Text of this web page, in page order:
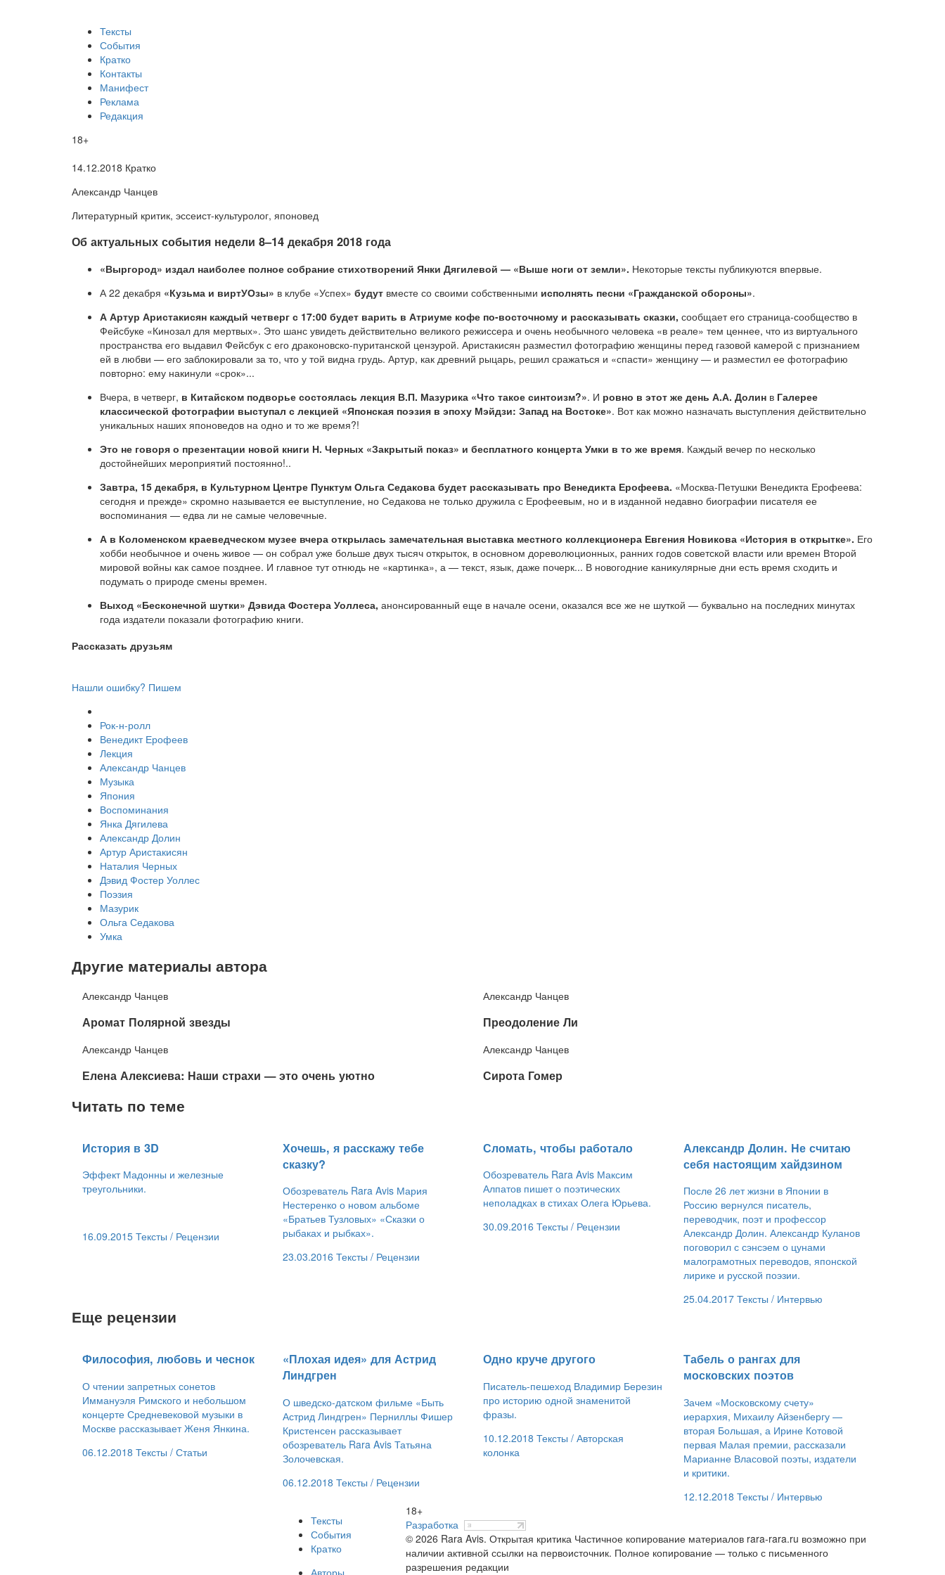
Тексты
События
Кратко
Контакты
Манифест
Реклама
Редакция
18+
14.12.2018 Кратко
Александр Чанцев
Литературный критик, эссеист-культуролог, японовед
​Об актуальных события недели 8–14 декабря 2018 года
«Выргород» издал наиболее полное собрание стихотворений Янки Дягилевой — «Выше ноги от земли». Некоторые тексты публикуются впервые.
А 22 декабря «Кузьма и виртУОзы» в клубе «Успех» будут вместе со своими собственными исполнять песни «Гражданской обороны».
А Артур Аристакисян каждый четверг с 17:00 будет варить в Атриуме кофе по-восточному и рассказывать сказки, сообщает его страница-сообщество в
Фейсбуке «Кинозал для мертвых». Это шанс увидеть действительно великого режиссера и очень необычного человека «в реале» тем ценнее, что из виртуального
пространства его выдавил Фейсбук с его драконовско-пуританской цензурой. Аристакисян разместил фотографию женщины перед газовой камерой с признанием
ей в любви — его заблокировали за то, что у той видна грудь. Артур, как древний рыцарь, решил сражаться и «спасти» женщину — и разместил ее фотографию
повторно: ему накинули «срок»...
Вчера, в четверг, в Китайском подворье состоялась лекция В.П. Мазурика «Что такое синтоизм?». И ровно в этот же день А.А. Долин в Галерее
классической фотографии выступал с лекцией «Японская поэзия в эпоху Мэйдзи: Запад на Востоке». Вот как можно назначать выступления действительно
уникальных наших японоведов на одно и то же время?!
Это не говоря о презентации новой книги Н. Черных «Закрытый показ» и бесплатного концерта Умки в то же время. Каждый вечер по несколько
достойнейших мероприятий постоянно!..
Завтра, 15 декабря, в Культурном Центре Пунктум Ольга Седакова будет рассказывать про Венедикта Ерофеева. «Москва-Петушки Венедикта Ерофеева:
сегодня и прежде» скромно называется ее выступление, но Седакова не только дружила с Ерофеевым, но и в изданной недавно биографии писателя ее
воспоминания — едва ли не самые человечные.
А в Коломенском краеведческом музее вчера открылась замечательная выставка местного коллекционера Евгения Новикова «История в открытке». Его
хобби необычное и очень живое — он собрал уже больше двух тысяч открыток, в основном дореволюционных, ранних годов советской власти или времен Второй
мировой войны как самое позднее. И главное тут отнюдь не «картинка», а — текст, язык, даже почерк... В новогодние каникулярные дни есть время сходить и
подумать о природе смены времен.
Выход «Бесконечной шутки» Дэвида Фостера Уоллеса, анонсированный еще в начале осени, оказался все же не шуткой — буквально на последних минутах
года издатели показали фотографию книги.
Рассказать друзьям
Нашли ошибку? Пишем
Рок-н-ролл
Венедикт Ерофеев
Лекция
Александр Чанцев
Музыка
Япония
Воспоминания
Янка Дягилева
​Александр Долин
Артур Аристакисян
Наталия Черных
Дэвид Фостер Уоллес
Поэзия
Мазурик
Ольга Седакова
Умка
Другие материалы автора
Александр Чанцев
​Аромат Полярной звезды
Александр Чанцев
​Преодоление Ли
Александр Чанцев
​Елена Алексиева: Наши страхи — это очень уютно
Александр Чанцев
​Сирота Гомер
Читать по теме
История в 3D
Эффект Мадонны и железные
треугольники.
16.09.2015 Тексты / Рецензии
​Хочешь, я расскажу тебе
сказку?
Обозреватель Rara Avis Мария
Нестеренко о новом альбоме
«Братьев Тузловых» «Сказки о
рыбаках и рыбках».
23.03.2016 Тексты / Рецензии
​Сломать, чтобы работало
Обозреватель Rara Avis Максим
Алпатов пишет о поэтических
неполадках в стихах Олега Юрьева.
30.09.2016 Тексты / Рецензии
​Александр Долин. Не считаю
себя настоящим хайдзином
После 26 лет жизни в Японии в
Россию вернулся писатель,
переводчик, поэт и профессор
Александр Долин. Александр Куланов
поговорил с сэнсэем о цунами
малограмотных переводов, японской
лирике и русской поэзии.
25.04.2017 Тексты / Интервью
Еще рецензии
​Философия, любовь и чеснок
О чтении запретных сонетов
Иммануэля Римского и небольшом
концерте Средневековой музыки в
Москве рассказывает Женя Янкина.
06.12.2018 Тексты / Статьи
​«Плохая идея» для Астрид
Линдгрен
О шведско-датском фильме «Быть
Астрид Линдгрен» Перниллы Фишер
Кристенсен рассказывает
обозреватель Rara Avis Татьяна
Золочевская.
06.12.2018 Тексты / Рецензии
​Одно круче другого
Писатель-пешеход Владимир Березин
про историю одной знаменитой
фразы.
10.12.2018 Тексты / Авторская
колонка
​Табель о рангах для
московских поэтов
Зачем «Московскому счету»
иерархия, Михаилу Айзенбергу —
вторая Большая, а Ирине Котовой
первая Малая премии, рассказали
Марианне Власовой поэты, издатели
и критики.
12.12.2018 Тексты / Интервью
Тексты
События
Кратко
Авторы
18+
Разработка
© 2026 Rara Avis. Открытая критика Частичное копирование материалов rara-rara.ru возможно при
наличии активной ссылки на первоисточник. Полное копирование — только с письменного
разрешения редакции